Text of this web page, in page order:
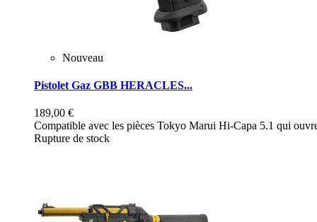
Nouveau
Pistolet Gaz GBB HERACLES...
189,00 €
Compatible avec les pièces Tokyo Marui Hi-Capa 5.1 qui
Rupture de stock